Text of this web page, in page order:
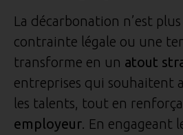
La décarbonation n’est
contrainte légale ou une
transforme en un atout
entreprises qui souhaitent
les talents, tout en
employeur. En engageant